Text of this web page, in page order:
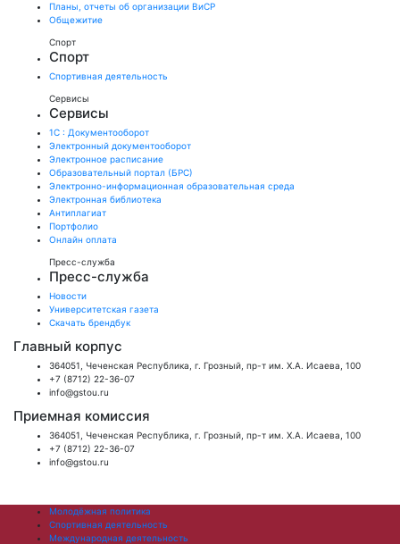
Планы, отчеты об организации ВиСР
Общежитие
Спорт
Спорт
Спортивная деятельность
Сервисы
Сервисы
1С : Документооборот
Электронный документооборот
Электронное расписание
Образовательный портал (БРС)
Электронно-информационная образовательная среда
Электронная библиотека
Антиплагиат
Портфолио
Онлайн оплата
Пресс-служба
Пресс-служба
Новости
Университетская газета
Скачать брендбук
Главный корпус
364051, Чеченская Республика, г. Грозный, пр-т им. Х.А. Исаева, 100
+7 (8712) 22-36-07
info@gstou.ru
Приемная комиссия
364051, Чеченская Республика, г. Грозный, пр-т им. Х.А. Исаева, 100
+7 (8712) 22-36-07
info@gstou.ru
Молодёжная политика
Спортивная деятельность
Международная деятельность